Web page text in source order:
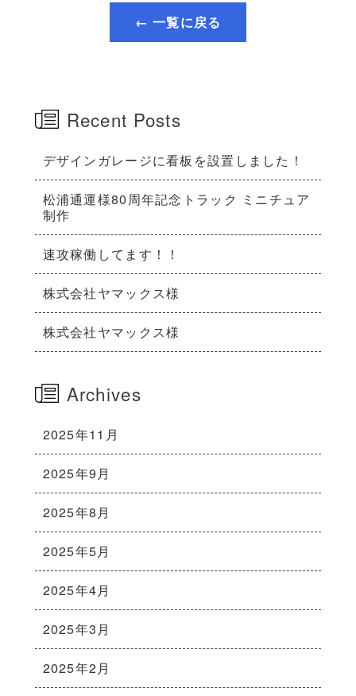
← 一覧に戻る
Recent Posts
デザインガレージに看板を設置しました！
松浦通運様80周年記念トラック ミニチュア
制作
速攻稼働してます！！
株式会社ヤマックス様
株式会社ヤマックス様
Archives
2025年11月
2025年9月
2025年8月
2025年5月
2025年4月
2025年3月
2025年2月